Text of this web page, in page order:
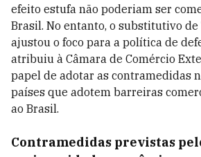
efeito estufa não poderiam ser
Brasil. No entanto, o substitutivo
ajustou o foco para a política de
atribuiu à Câmara de Comércio
papel de adotar as contramedidas
países que adotem barreiras
ao Brasil.
Contramedidas previstas